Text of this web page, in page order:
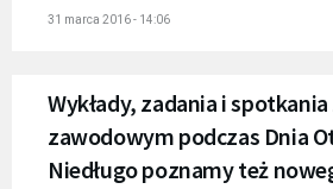
31 marca 2016 - 14:06
Wykłady, zadania i
zawodowym podczas Dnia
Niedługo poznamy też